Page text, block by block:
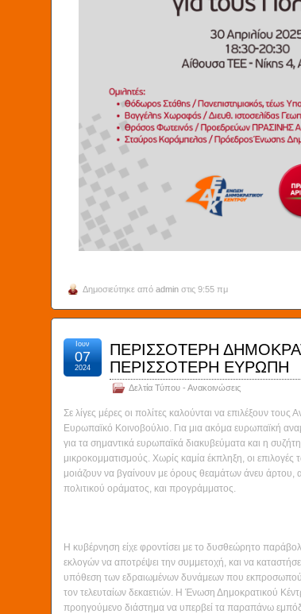
Δημοσιεύτηκε από admin στις 9:55 πμ
ΠΕΡΙΣΣΟΤΕΡΗ
ΠΕΡΙΣΣΟΤΕΡΗ ΕΥΡΩΠΗ
Δελτία Τύπου - Ανακοινώσεις
Ιουν
07
2024
Σε λίγες μέρες οι πολίτες καλούνται να επιλέξουν
Ευρωπαϊκό Κοινοβούλιο. Για μια ακόμα ευρωπαϊκή
για τα σημαντικά ευρωπαϊκά διακυβεύματα και η
μικροκομματισμούς. Χωρίς καμία έκπληξη, οι
μοιάζουν να βγαίνουν με όρους θεαμάτων άνευ άρτου,
πολιτικού οράματος, και προγράμματος.
Η κυβέρνηση είχε φροντίσει με το δυσθεώρητο
εκλογών να αποτρέψει την συμμετοχή, και να
υπόθεση των εδραιωμένων δυνάμεων που εκπροσωπούν
τον τελευταίων δεκαετιών. Η Ένωση Δημοκρατικού
προηγούμενο διάστημα να υπερβεί τα παραπάνω